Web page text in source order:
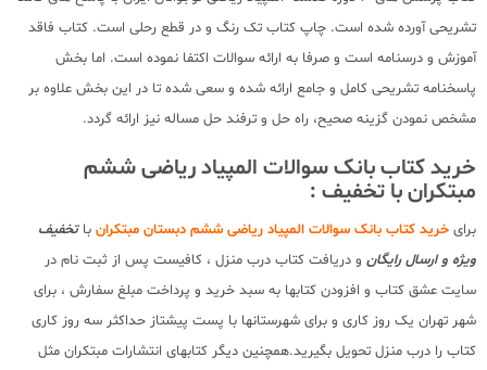
تشریحی آورده شده است. چاپ کتاب تک رنگ و در قطع رحلی است. کتاب فاقد
آموزش و درسنامه است و صرفا به ارائه سوالات اکتفا نموده است. اما بخش
پاسخنامه تشریحی کامل و جامع ارائه شده و سعی شده تا در این بخش علاوه بر
مشخص نمودن گزینه صحیح، راه حل و ترفند حل مساله نیز ارائه گردد.
خرید کتاب بانک سوالات المپیاد ریاضی ششم
مبتکران با تخفیف :
برای خرید کتاب بانک سوالات المپیاد ریاضی ششم دبستان مبتکران با تخفیف
ویژه و ارسال رایگان و دریافت کتاب درب منزل ، کافیست پس از ثبت نام در
سایت عشق کتاب و افزودن کتابها به سبد خرید و پرداخت مبلغ سفارش ، برای
شهر تهران یک روز کاری و برای شهرستانها با پست پیشتاز حداکثر سه روز کاری
کتاب را درب منزل تحویل بگیرید.همچنین دیگر کتابهای انتشارات مبتکران مثل